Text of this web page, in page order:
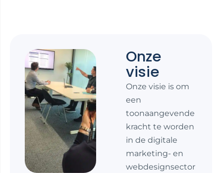
Onze
visie
Onze visie is om
een
toonaangevende
kracht te worden
in de digitale
marketing- en
webdesignsector